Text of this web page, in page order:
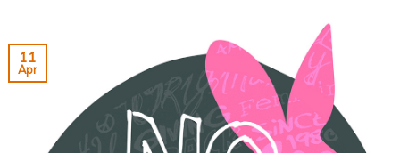
11
Apr